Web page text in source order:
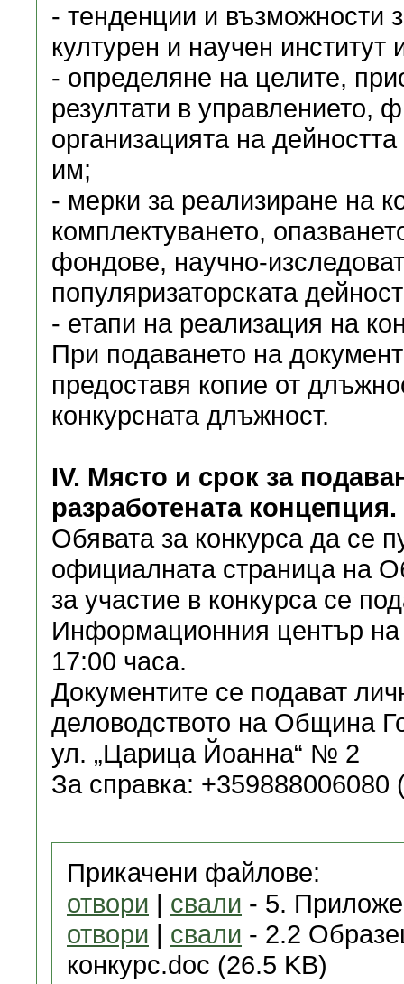
- тенденции и възможности
културен и научен
- определяне на целите,
резултати в управлението,
организацията на
им;
- мерки за реализиране на
комплектуването,
фондове, научно-
популяризаторската
- етапи на реализация на
При подаването на
предоставя копие от
конкурсната длъжност.
ІV. Място и срок за
разработената концепция.
Обявата за конкурса да се
официалната страница на
за участие в конкурса се
Информационния център
17:00 часа.
Документите се подават
деловодството на Община
ул. „Царица Йоанна“ № 2
За справка: +359888006080
Прикачени файлове:
отвори | свали - 5.
отвори | свали - 2.2
конкурс.doc (26.5 KB)